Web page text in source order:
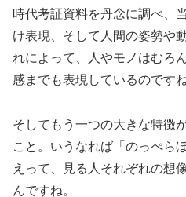
時代考証資料を丹念に調べ、
け表現、そして人間の姿勢や
れによって、人やモノはむろ
感までも表現しているのですね
そしてもう一つの大きな特徴
こと。いうなれば「のっぺら
えって、見る人それぞれの想
んですね。